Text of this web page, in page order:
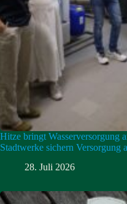
Hitze bringt Wasserversorgung
Stadtwerke sichern Versorgung
28. Juli 2026